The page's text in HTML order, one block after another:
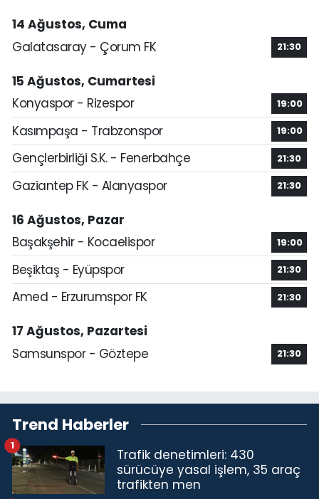
14 Ağustos, Cuma
Galatasaray - Çorum FK
21:30
15 Ağustos, Cumartesi
Konyaspor - Rizespor
19:00
Kasımpaşa - Trabzonspor 19:00
Gençlerbirliği S.K. - Fenerbahçe 21:30
Gaziantep FK - Alanyaspor 21:30
16 Ağustos, Pazar
Başakşehir - Kocaelispor
19:00
Beşiktaş - Eyüpspor 21:30
Amed - Erzurumspor FK 21:30
17 Ağustos, Pazartesi
Samsunspor - Göztepe
21:30
Trend Haberler
Trafik denetimleri: 430
sürücüye yasal işlem, 35 araç
trafikten men
1